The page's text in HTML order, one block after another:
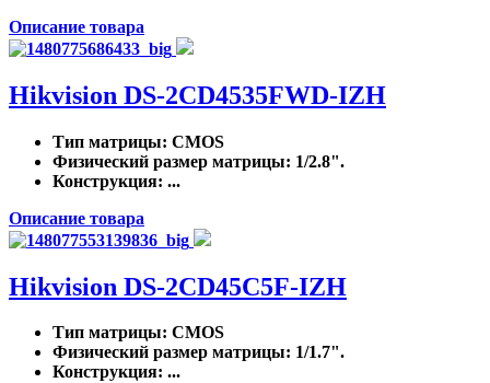
Описание товара
Hikvision DS-2CD4535FWD-IZH
Тип матрицы: CMOS
Физический размер матрицы: 1/2.8".
Конструкция: ...
Описание товара
Hikvision DS-2CD45C5F-IZH
Тип матрицы: CMOS
Физический размер матрицы: 1/1.7".
Конструкция: ...